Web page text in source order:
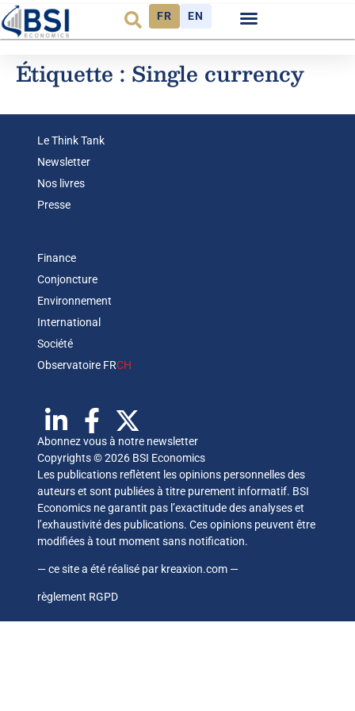
FR EN
Étiquette : Single currency
Le Think Tank
Newsletter
Nos livres
Presse
Finance
Conjoncture
Environnement
International
Société
Observatoire FRCH
Abonnez vous à notre newsletter
Copyrights © 2026 BSI Economics
Les publications reflètent les opinions personnelles des
auteurs et sont publiées à titre purement informatif. BSI
Economics ne garantit pas l’exactitude des analyses et
l’exhaustivité des publications. Ces opinions peuvent être
modifiées à tout moment sans notification.
— ce site a été réalisé par kreaxion.com —
règlement RGPD